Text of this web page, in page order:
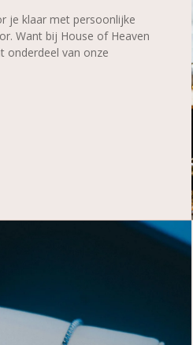
je klaar met persoonlijke
Want bij House of Heaven
van onze